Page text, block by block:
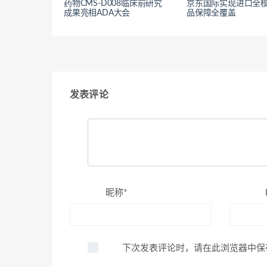
药物CMS-D008临床前研究
成果亮相ADA大会
京东国际实现进口全
品保障全覆盖
发表评论
昵称*
下次发表评论时，请在此浏览器中